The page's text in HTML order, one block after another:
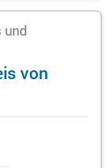
von